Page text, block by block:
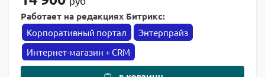
Работает на редакциях Битрикс:
Корпоративный портал
Энтерпрайз
Интернет-магазин + CRM